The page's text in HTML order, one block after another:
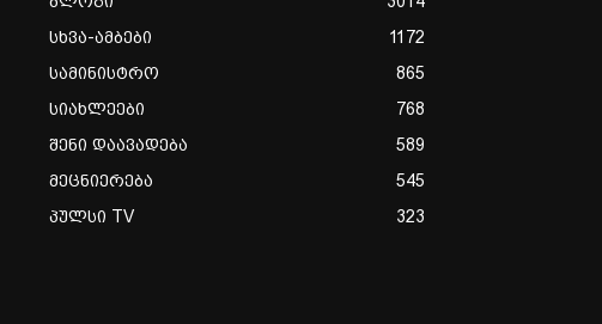
სხვა-ამბები
1172
სამინისტრო
865
სიახლეები
768
შენი დაავადება
589
მეცნიერება
545
პულსი TV
323